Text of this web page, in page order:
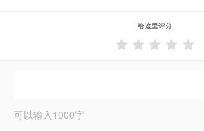
给这里评分
    
可以输入1000字